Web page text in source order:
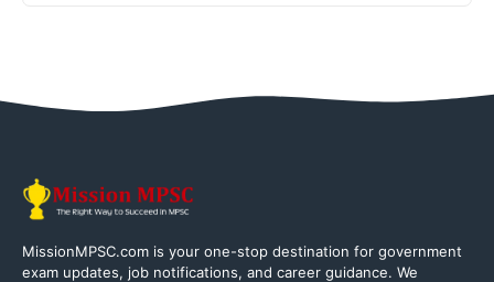
MissionMPSC.com is your one-stop destination for government
exam updates, job notifications, and career guidance. We